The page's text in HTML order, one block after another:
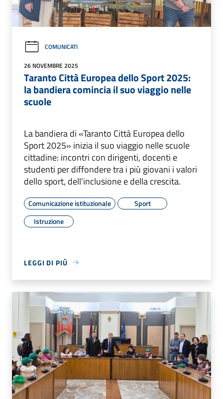
COMUNICATI
26 NOVEMBRE 2025
Taranto Città Europea dello Sport 2025:
la bandiera comincia il suo viaggio nelle
scuole
La bandiera di «Taranto Città Europea dello
Sport 2025» inizia il suo viaggio nelle scuole
cittadine: incontri con dirigenti, docenti e
studenti per diffondere tra i più giovani i valori
dello sport, dell’inclusione e della crescita.
Comunicazione istituzionale
Sport
Istruzione
LEGGI DI PIÙ